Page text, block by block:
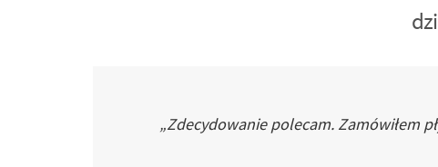
„Zdecydowanie polecam. Zamówiłem